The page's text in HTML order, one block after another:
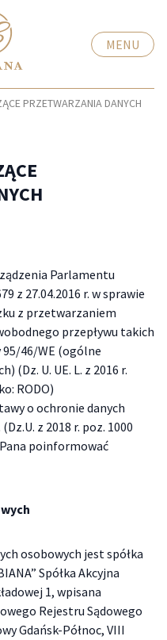
MENU
PRZETWARZANIA DANYCH
Parlamentu
z 27.04.2016 r. w sprawie
z przetwarzaniem
przepływu takich
46/WE (ogólne
(Dz. U. UE. L. z 2016 r.
RODO)
o ochronie danych
z 2018 r. poz. 1000
poinformować
osobowych jest spółka
Spółka Akcyjna
1, wpisana
Rejestru Sądowego
Gdańsk-Północ, VIII